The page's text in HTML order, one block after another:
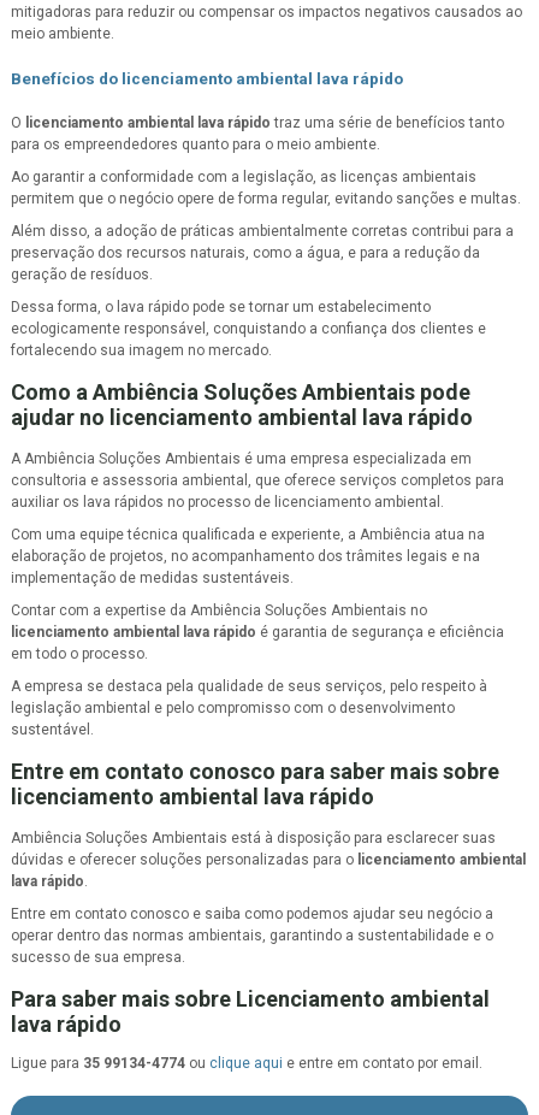
mitigadoras para reduzir ou compensar os impactos negativos causados ao
meio ambiente.
Benefícios do licenciamento ambiental lava rápido
O licenciamento ambiental lava rápido traz uma série de benefícios tanto
para os empreendedores quanto para o meio ambiente.
Ao garantir a conformidade com a legislação, as licenças ambientais
permitem que o negócio opere de forma regular, evitando sanções e multas.
Além disso, a adoção de práticas ambientalmente corretas contribui para a
preservação dos recursos naturais, como a água, e para a redução da
geração de resíduos.
Dessa forma, o lava rápido pode se tornar um estabelecimento
ecologicamente responsável, conquistando a confiança dos clientes e
fortalecendo sua imagem no mercado.
Como a Ambiência Soluções Ambientais pode
ajudar no licenciamento ambiental lava rápido
A Ambiência Soluções Ambientais é uma empresa especializada em
consultoria e assessoria ambiental, que oferece serviços completos para
auxiliar os lava rápidos no processo de licenciamento ambiental.
Com uma equipe técnica qualificada e experiente, a Ambiência atua na
elaboração de projetos, no acompanhamento dos trâmites legais e na
implementação de medidas sustentáveis.
Contar com a expertise da Ambiência Soluções Ambientais no
licenciamento ambiental lava rápido é garantia de segurança e eficiência
em todo o processo.
A empresa se destaca pela qualidade de seus serviços, pelo respeito à
legislação ambiental e pelo compromisso com o desenvolvimento
sustentável.
Entre em contato conosco para saber mais sobre
licenciamento ambiental lava rápido
Ambiência Soluções Ambientais está à disposição para esclarecer suas
dúvidas e oferecer soluções personalizadas para o licenciamento ambiental
lava rápido.
Entre em contato conosco e saiba como podemos ajudar seu negócio a
operar dentro das normas ambientais, garantindo a sustentabilidade e o
sucesso de sua empresa.
Para saber mais sobre Licenciamento ambiental
lava rápido
Ligue para 35 99134-4774 ou clique aqui e entre em contato por email.